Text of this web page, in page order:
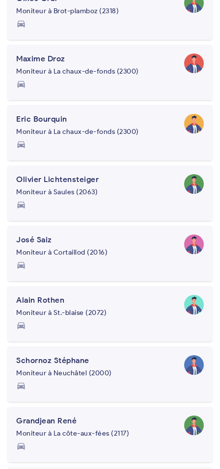
Moniteur à Brot-plamboz (2318)
directions_car
Maxime Droz
Moniteur à La chaux-de-fonds (2300)
directions_car
Eric Bourquin
Moniteur à La chaux-de-fonds (2300)
directions_car
Olivier Lichtensteiger
Moniteur à Saules (2063)
directions_car
José Saiz
Moniteur à Cortaillod (2016)
directions_car
Alain Rothen
Moniteur à St.-blaise (2072)
directions_car
Schornoz Stéphane
Moniteur à Neuchâtel (2000)
directions_car
Grandjean René
Moniteur à La côte-aux-fées (2117)
directions_car